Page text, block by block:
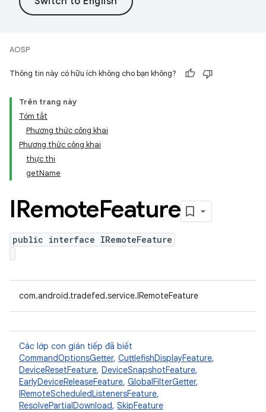
AOSP
Thông tin này có hữu ích không cho bạn không?
Trên trang này
Tóm tắt
Phương thức công khai
Phương thức công khai
thực thi
getName
IRemoteFeature
public interface IRemoteFeature
com.android.tradefed.service.IRemoteFeature
Các lớp con gián tiếp đã biết
CommandOptionsGetter, CuttlefishDisplayFeature,
DeviceResetFeature, DeviceSnapshotFeature,
EarlyDeviceReleaseFeature, GlobalFilterGetter,
IRemoteScheduledListenersFeature,
ResolvePartialDownload, SkipFeature